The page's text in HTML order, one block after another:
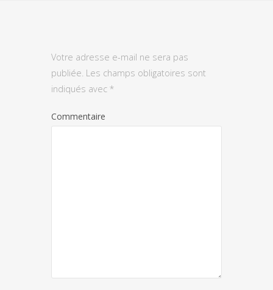
Votre adresse e-mail ne sera pas
publiée. Les champs obligatoires sont
indiqués avec *
Commentaire